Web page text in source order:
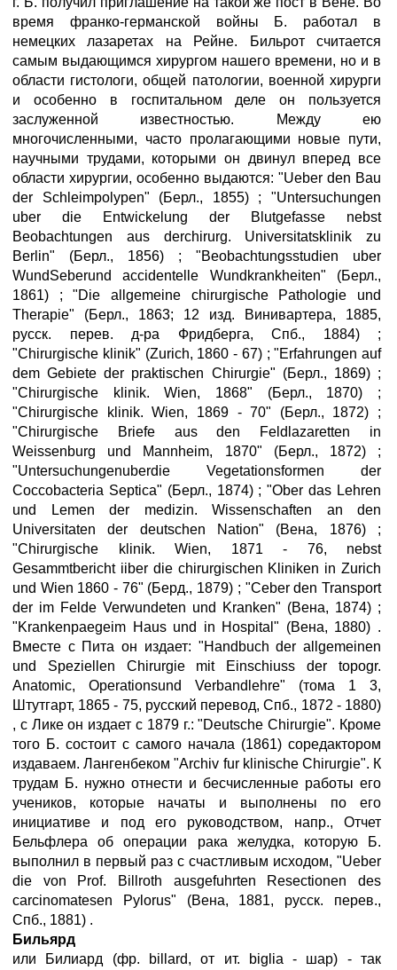
время франко-германской войны Б. работал в
немецких лазаретах на Рейне. Бильрот считается
самым выдающимся хирургом нашего времени, но и в
области гистологи, общей патологии, военной хирурги
и особенно в госпитальном деле он пользуется
заслуженной известностью. Между ею
многочисленными, часто пролагающими новые пути,
научными трудами, которыми он двинул вперед все
области хирургии, особенно выдаются: "Ueber den Bau
der Schleimpolypen" (Берл., 1855) ; "Untersuchungen
uber die Entwickelung der Blutgefasse nebst
Beobachtungen aus derchirurg. Universitatsklinik zu
Berlin" (Берл., 1856) ; "Beobachtungsstudien uber
WundSeberund accidentelle Wundkrankheiten" (Берл.,
1861) ; "Die allgemeine chirurgische Pathologie und
Therapie" (Берл., 1863; 12 изд. Винивартера, 1885,
русск. перев. д-ра Фридберга, Спб., 1884) ;
"Chirurgische klinik" (Zurich, 1860 - 67) ; "Erfahrungen auf
dem Gebiete der praktischen Chirurgie" (Берл., 1869) ;
"Chirurgische klinik. Wien, 1868" (Берл., 1870) ;
"Chirurgische klinik. Wien, 1869 - 70" (Берл., 1872) ;
"Chirurgische Briefe aus den Feldlazaretten in
Weissenburg und Mannheim, 1870" (Берл., 1872) ;
"Untersuchungenuberdie Vegetationsformen der
Coccobacteria Septica" (Берл., 1874) ; "Ober das Lehren
und Lemen der medizin. Wissenschaften an den
Universitaten der deutschen Nation" (Вена, 1876) ;
"Chirurgische klinik. Wien, 1871 - 76, nebst
Gesammtbericht iiber die chirurgischen Kliniken in Zurich
und Wien 1860 - 76" (Берд., 1879) ; "Ceber den Transport
der im Felde Verwundeten und Kranken" (Вена, 1874) ;
"Krankenpaegeim Haus und in Hospital" (Вена, 1880) .
Вместе с Пита он издает: "Handbuch der allgemeinen
und Speziellen Chirurgie mit Einschiuss der topogr.
Anatomic, Operationsund Verbandlehre" (тома 1 3,
Штутгарт, 1865 - 75, русский перевод, Спб., 1872 - 1880)
, с Лике он издает с 1879 г.: "Deutsche Chirurgie". Кроме
того Б. состоит с самого начала (1861) соредактором
издаваем. Лангенбеком "Archiv fur klinische Chirurgie". К
трудам Б. нужно отнести и бесчисленные работы его
учеников, которые начаты и выполнены по его
инициативе и под его руководством, напр., Отчет
Бельфлера об операции рака желудка, которую Б.
выполнил в первый раз с счастливым исходом, "Ueber
die von Prof. Billroth ausgefuhrten Resectionen des
carcinomatesen Pylorus" (Вена, 1881, русск. перев.,
Спб., 1881) .
Бильярд
или Билиард (фр. billard, от ит. biglia - шар) - так